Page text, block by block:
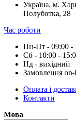
Україна, м.
Полуботка, 28
Час роботи
Пн-Пт - 09:00 -
Сб - 10:00 -
Нд - вихідний
Замовлення
Оплата і
Контакти
Мова